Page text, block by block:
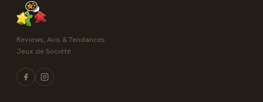
Reviews, Avis & Tendances
Jeux de Société